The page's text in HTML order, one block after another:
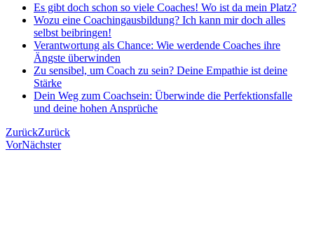
Es gibt doch schon so viele Coaches! Wo ist da mein Platz?
Wozu eine Coachingausbildung? Ich kann mir doch alles
selbst beibringen!
Verantwortung als Chance: Wie werdende Coaches ihre
Ängste überwinden
Zu sensibel, um Coach zu sein? Deine Empathie ist deine
Stärke
Dein Weg zum Coachsein: Überwinde die Perfektionsfalle
und deine hohen Ansprüche
ZurückZurück
VorNächster